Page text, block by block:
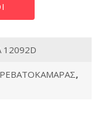
12092D
,